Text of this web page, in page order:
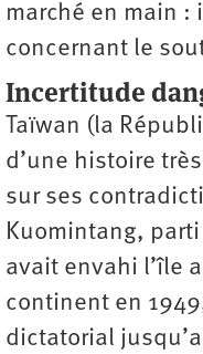
marché en main :
concernant le
Incertitude
Taïwan (la
d’une histoire
sur ses
Kuomintang,
avait envahi l’île
continent en
dictatorial